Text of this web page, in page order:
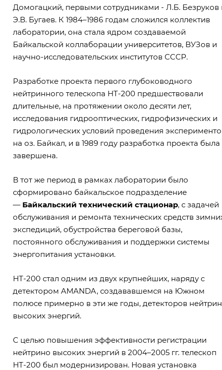
Домогацкий, первыми сотрудниками - Л.Б. Безруков
Э.В. Бугаев. К 1984–1986 годам сложился коллектив
лаборатории, она стала ядром создаваемой
Байкальской коллаборации университетов, ВУЗов и
научно-исследовательских институтов СССР.
Разработке проекта первого глубоководного
нейтринного телескопа НТ-200 предшествовали
длительные, на протяжении около десяти лет,
исследования гидрооптических, гидрофизических и
гидрологических условий проведения
на оз. Байкал, и в 1989 году разработка проекта была
завершена.
В тот же период в рамках лаборатории было
сформировано байкальское подразделение
— Байкальский технический стационар, с задачей
обслуживания и ремонта технических средств
экспедиций, обустройства береговой базы,
постоянного обслуживания и поддержки системы
энергопитания установки.
НТ-200 стал одним из двух крупнейших, наряду с
детектором AMANDA, создававшемся на Южном
полюсе примерно в эти же годы, детекторов
высоких энергий.
С целью повышения эффективности регистрации
нейтрино высоких энергий в 2004–2005 гг. телескоп
НТ-200 был модернизирован. Новая установка